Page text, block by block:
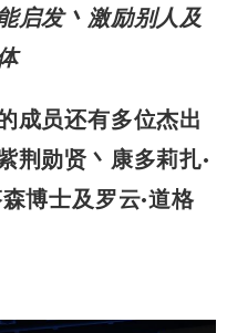
启发丶激励别人及
成员还有多位杰出
荆勋贤丶康多莉扎·
博士及罗云·道格